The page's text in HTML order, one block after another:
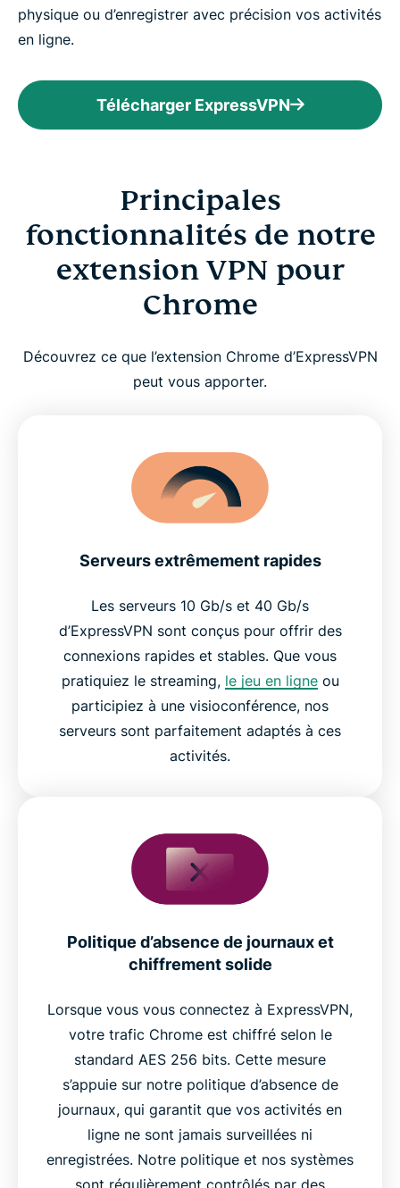
physique ou d’enregistrer avec précision vos activités
en ligne.
Télécharger ExpressVPN
Principales
fonctionnalités de notre
extension VPN pour
Chrome
Découvrez ce que l’extension Chrome d’ExpressVPN
peut vous apporter.
Serveurs extrêmement rapides
Les serveurs 10 Gb/s et 40 Gb/s
d’ExpressVPN sont conçus pour offrir des
connexions rapides et stables. Que vous
pratiquiez le streaming, le jeu en ligneou
participiez à une visioconférence, nos
serveurs sont parfaitement adaptés à ces
activités.
Politique d’absence de journaux et
chiffrement solide
Lorsque vous vous connectez à ExpressVPN,
votre trafic Chrome est chiffré selon le
standard AES 256 bits. Cette mesure
s’appuie sur notre politique d’absence de
journaux, qui garantit que vos activités en
ligne ne sont jamais surveillées ni
enregistrées. Notre politique et nos systèmes